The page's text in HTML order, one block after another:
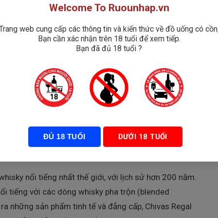
này nhanh chóng thu hút sự chú ý không chỉ bởi
ý nghĩa văn hóa sâu sắc. Với nồng độ cồn 40%,
hoàn hảo cho những buổi tiệc sang trọng, làm quà
18 Mizunara Nhật
nổi tiếng nhất thế giới, với lịch sử hơn 200 năm.
tiếng với các dòng whisky pha trộn (blended
những sản phẩm tinh tế và đẳng cấp, Chivas Regal
Welcome To Ruounhap.vn
web cung cấp các thông tin và kiến thức về đồ uống có
Bạn cần xác nhận trên 18 tuổi để xem tiếp.
Bạn đã đủ 18 tuổi ?
ĐỦ 18 TUỔI DƯỚI 18 TUỔI